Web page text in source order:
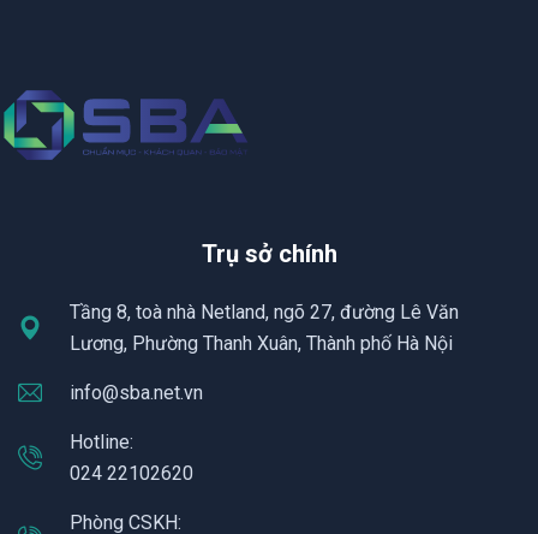
Trụ sở chính
Tầng 8, toà nhà Netland, ngõ 27, đường Lê Văn
Lương, Phường Thanh Xuân, Thành phố Hà Nội
info@sba.net.vn
Hotline:
024 22102620
Phòng CSKH: